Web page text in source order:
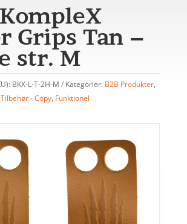
Grips Tan –
str. M
BKX-L-T-2H-M Kategorier: B2B Produkter,
- Copy, Funktionel